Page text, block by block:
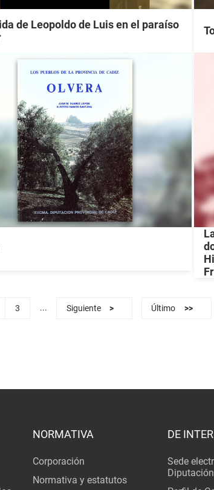
de Leopoldo de Luis en el paraíso
3 ... Siguiente > Último >>
NORMATIVA
Corporación
Normativa y estatutos
DE
Sede
Diputación